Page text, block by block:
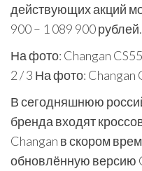
действующих акций
900 – 1 089 900 рублей.
На фото: Changan CS55
2/ 3 На фото: Changan
В сегодняшнюю
бренда входят
Changan в скором
обновлённую версию